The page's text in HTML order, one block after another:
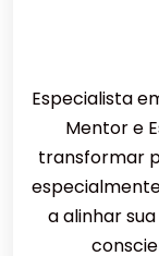
Especialista
Mentor e
transformar
a alinhar